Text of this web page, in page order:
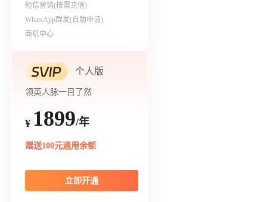
短信营销(按需充值)
WhatsApp群发(自助申请)
商机中心
个人版
领英人脉一目了然
¥ 1899/年
赠送100元通用余额
立即开通